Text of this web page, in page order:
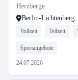
Herzberge
Berlin-Lichtenberg
Vollzeit Teilzeit
Sportangebote
24.07.2026